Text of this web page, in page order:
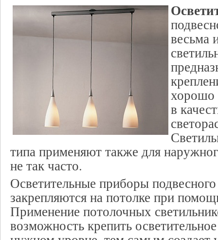
весьма
хорошо
в
типа применяют также для
не так часто.
Осветительные приборы
закрепляются на потолке при
Применение потолочных
возможность крепить